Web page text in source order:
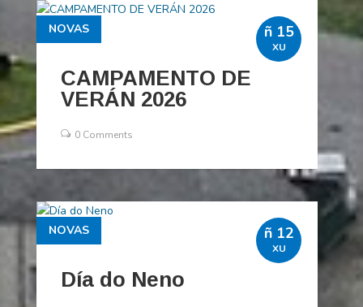
CAMPAMENTO DE
VERÁN 2026
NOVAS
0 Comments
ñ 15
XU
Día do Neno
NOVAS ñ 12
XU